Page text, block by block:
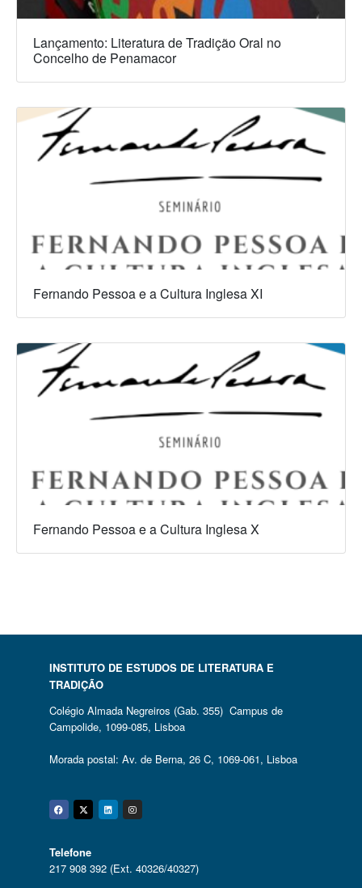
Lançamento: Literatura de Tradição Oral no
Concelho de Penamacor
Fernando Pessoa e a Cultura Inglesa XI
Fernando Pessoa e a Cultura Inglesa X
INSTITUTO DE ESTUDOS DE LITERATURA E
TRADIÇÃO
Colégio Almada Negreiros (Gab. 355) Campus de
Campolide, 1099-085, Lisboa
Morada postal: Av. de Berna, 26 C, 1069-061, Lisboa
Facebook
Twitter
Linkedin
Instagram
Telefone
217 908 392 (Ext. 40326/40327)